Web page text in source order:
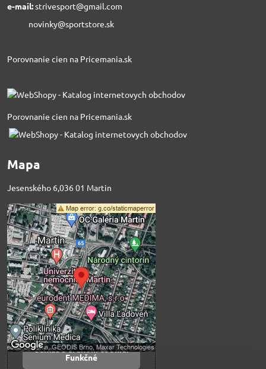
e-mail:strivesport@gmail.com
novinky@sportstore.sk
Porovnanie cien na Pricemania.sk
Porovnanie cien na Pricemania.sk
Mapa
Jesenského 6,036 01 Martin
Externý obsah je
blokovaný Voľbami
súkromia
Prajete si načítať externý obsah?
Povoliť tentokrát
Povoliť a zapamätať -
súhlas s druhom cookie:
Funkčné